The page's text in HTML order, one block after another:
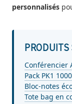
personnalisés
Conférencier
Pack PK1
Bloc-notes
Tote bag en